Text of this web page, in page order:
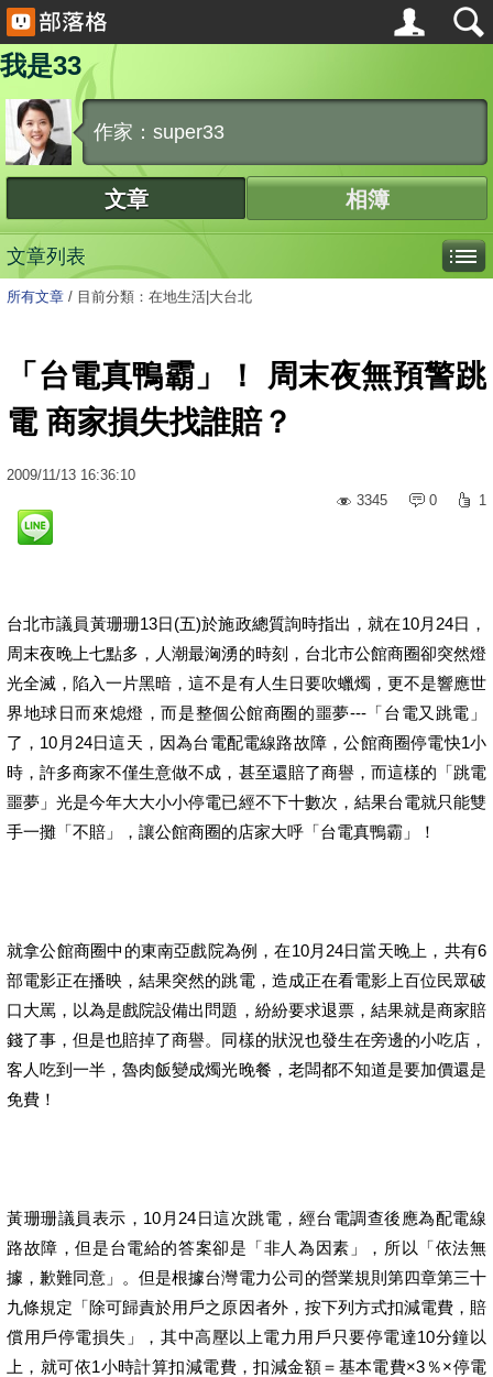
我是33
作家：super33
文章 相簿
文章列表
所有文章 / 目前分類：在地生活|大台北
「台電真鴨霸」！ 周末夜無預警跳
電 商家損失找誰賠？
2009/11/13 16:36:10
3345
0 1
台北市議員黃珊珊13日(五)於施政總質詢時指出，就在10月24日，
周末夜晚上七點多，人潮最洶湧的時刻，台北市公館商圈卻突然燈
光全滅，陷入一片黑暗，這不是有人生日要吹蠟燭，更不是響應世
界地球日而來熄燈，而是整個公館商圈的噩夢---「台電又跳電」
了，10月24日這天，因為台電配電線路故障，公館商圈停電快1小
時，許多商家不僅生意做不成，甚至還賠了商譽，而這樣的「跳電
噩夢」光是今年大大小小停電已經不下十數次，結果台電就只能雙
手一攤「不賠」，讓公館商圈的店家大呼「台電真鴨霸」！
就拿公館商圈中的東南亞戲院為例，在10月24日當天晚上，共有6
部電影正在播映，結果突然的跳電，造成正在看電影上百位民眾破
口大罵，以為是戲院設備出問題，紛紛要求退票，結果就是商家賠
錢了事，但是也賠掉了商譽。同樣的狀況也發生在旁邊的小吃店，
客人吃到一半，魯肉飯變成燭光晚餐，老闆都不知道是要加價還是
免費！
黃珊珊議員表示，10月24日這次跳電，經台電調查後應為配電線
路故障，但是台電給的答案卻是「非人為因素」，所以「依法無
據，歉難同意」。但是根據台灣電力公司的營業規則第四章第三十
九條規定「除可歸責於用戶之原因者外，按下列方式扣減電費，賠
償用戶停電損失」，其中高壓以上電力用戶只要停電達10分鐘以
上，就可依1小時計算扣減電費，扣減金額＝基本電費×3％×停電